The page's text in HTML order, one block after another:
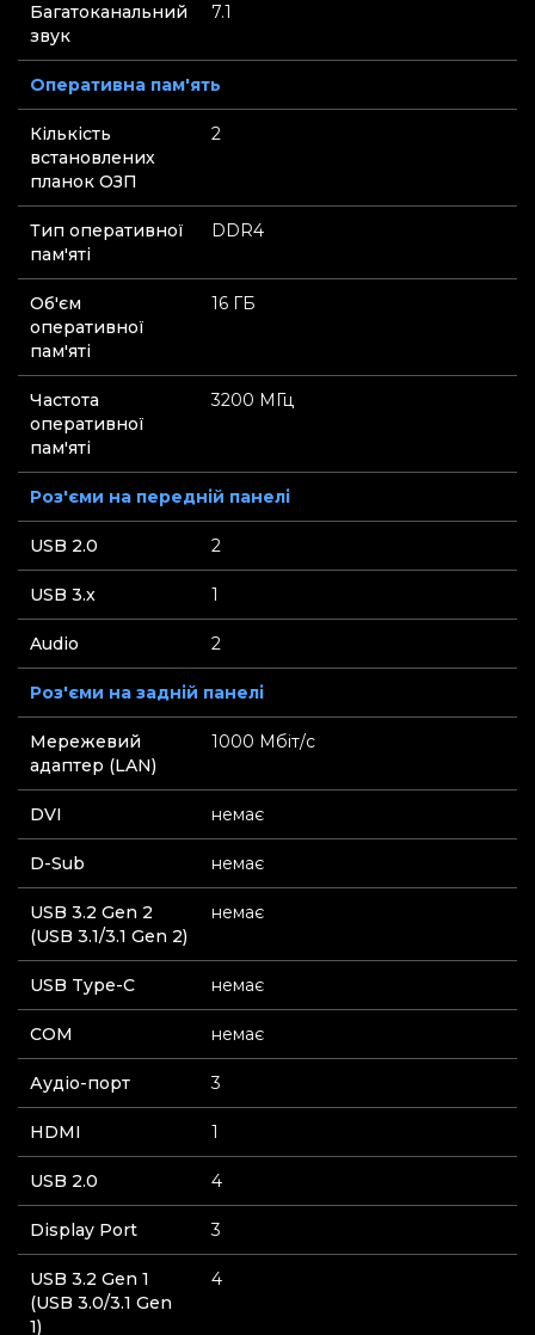
Багатоканальний
звук
7.1
Оперативна пам'ять
Кількість
встановлених
планок ОЗП
2
Тип оперативної
пам'яті
DDR4
Об'єм
оперативної
пам'яті
16 ГБ
Частота
оперативної
пам'яті
3200 МГц
Роз'єми на передній панелі
USB 2.0 2
USB 3.x 1
Audio 2
Роз'єми на задній панелі
Мережевий
адаптер (LAN)
1000 Мбіт/с
DVI немає
D-Sub немає
USB 3.2 Gen 2
(USB 3.1/3.1 Gen 2)
немає
USB Type-C немає
СOM немає
Аудіо-порт 3
HDMI 1
USB 2.0 4
Display Port 3
USB 3.2 Gen 1
(USB 3.0/3.1 Gen
1)
4